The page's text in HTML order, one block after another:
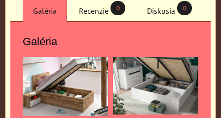
Galéria Recenzie 0 Diskusia 0
Galéria